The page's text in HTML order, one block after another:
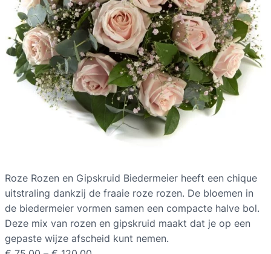
Roze Rozen en Gipskruid Biedermeier heeft een chique
uitstraling dankzij de fraaie roze rozen. De bloemen in
de biedermeier vormen samen een compacte halve bol.
Deze mix van rozen en gipskruid maakt dat je op een
gepaste wijze afscheid kunt nemen.